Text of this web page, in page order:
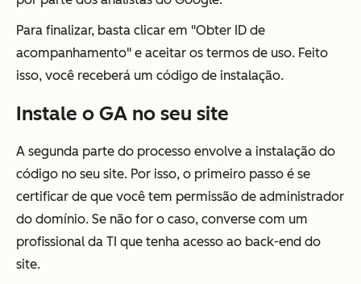
Para finalizar, basta clicar em "Obter ID de
acompanhamento" e aceitar os termos de uso. Feito
isso, você receberá um código de instalação.
Instale o GA no seu site
A segunda parte do processo envolve a instalação do
código no seu site. Por isso, o primeiro passo é se
certificar de que você tem permissão de administrador
do domínio. Se não for o caso, converse com um
profissional da TI que tenha acesso ao back-end do
site.